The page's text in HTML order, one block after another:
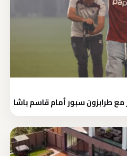
طرابزون سبور أمام قاسم باشا